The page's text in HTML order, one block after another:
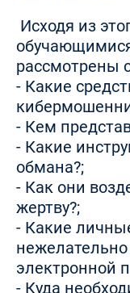
Исходя из
рассмотрены
- Какие
- Кем
- Какие
обмана?;
- Как они
жертву?;
- Какие
электронной
- Куда